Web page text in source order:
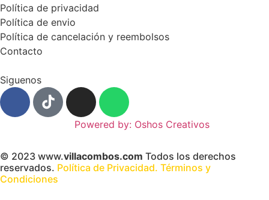
Política de privacidad
Política de envio
Política de cancelación y reembolsos
Contacto
Siguenos
Powered by: Oshos Creativos
© 2023 www.villacombos.com Todos los derechos
reservados. Política de Privacidad. Términos y
Condiciones